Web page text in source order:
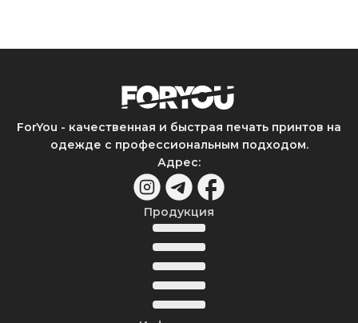
ForYou - качественная и быстрая печать принтов на
одежде с профессиональным подходом.
Адрес:
Продукция